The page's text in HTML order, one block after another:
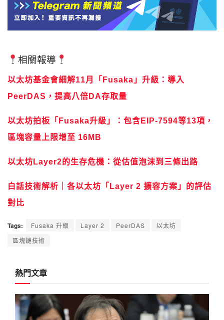
相關報導
以太坊基金會細解11月「Fusaka」升級：導入
PeerDAS，提高八倍DA存取量
以太坊拍板「Fusaka升級」：包含EIP-7594等13項，
區塊容量上限增至 16MB
以太坊Layer2的生存危機：從估值泡沫到三條出路
白話技術解析｜各以太坊「Layer 2 擴容方案」的評估
對比
Tags: Fusaka 升級 Layer 2 PeerDAS
以太坊
區塊鏈技術
熱門文章